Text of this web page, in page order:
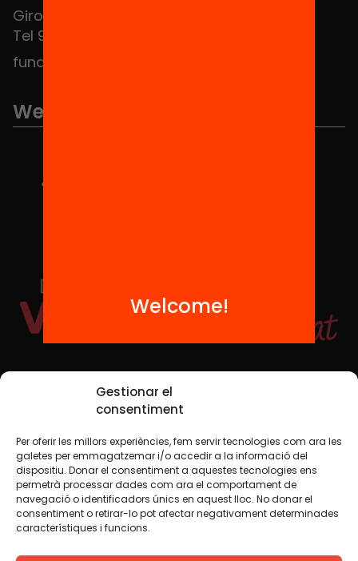
Gestionar el
consentiment
Per oferir les millors experiències, fem servir tecnologies com ara les
galetes per emmagatzemar i/o accedir a la informació del
dispositiu. Donar el consentiment a aquestes tecnologies ens
permetrà processar dades com ara el comportament de
navegació o identificadors únics en aquest lloc. No donar el
consentiment o retirar-lo pot afectar negativament determinades
característiques i funcions.
Girona 34, interior 08010 Barcelona
Tel 934 588 700
fundacio@equitat.org
We are part of...
Social Media
TW YTB IG FB IN
Legal NoticeCookie Policy
Welcome!